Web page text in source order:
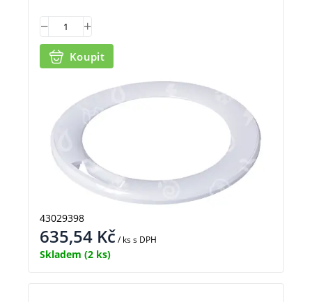
43029398
635,54 Kč/ kss DPH
Skladem (2 ks)
Koupit